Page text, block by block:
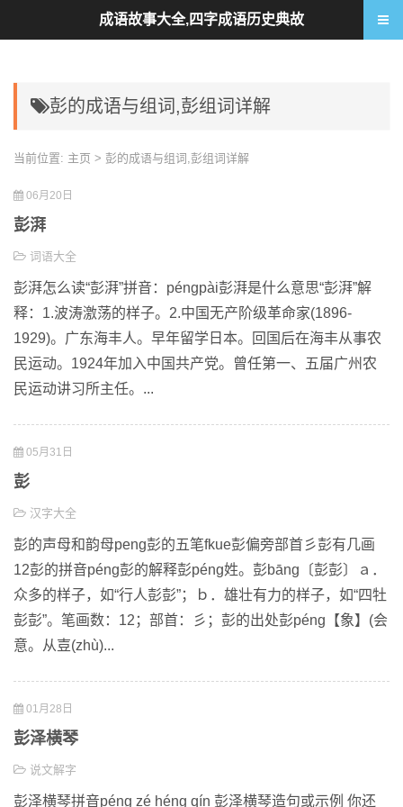
彭的成语与组词,彭组词详解
当前位置: 主页 > 彭的成语与组词,彭组词详解
06月20日
彭湃
词语大全
彭湃怎么读“彭湃”拼音：péngpài彭湃是什么意思“彭湃”解
释：1.波涛激荡的样子。2.中国无产阶级革命家(1896-
1929)。广东海丰人。早年留学日本。回国后在海丰从事农
民运动。1924年加入中国共产党。曾任第一、五届广州农
民运动讲习所主任。...
05月31日
彭
汉字大全
彭的声母和韵母peng彭的五笔fkue彭偏旁部首彡彭有几画
12彭的拼音péng彭的解释彭péng姓。彭bāng〔彭彭〕ａ．
众多的样子，如“行人彭彭”；ｂ．雄壮有力的样子，如“四牡
彭彭”。笔画数：12；部首：彡；彭的出处彭péng【象】(会
意。从壴(zhù)...
01月28日
彭泽横琴
说文解字
彭泽横琴拼音péng zé héng qín 彭泽横琴造句或示例 你还
成语故事大全,四字成语历史典故